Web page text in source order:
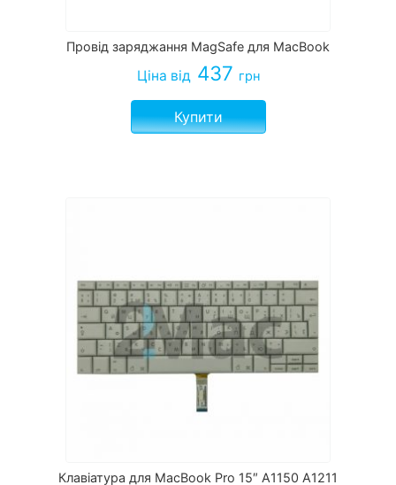
Провід заряджання MagSafe для MacBook
Ціна від 437 грн
Купити
Клавіатура для MacBook Pro 15″ A1150 A1211